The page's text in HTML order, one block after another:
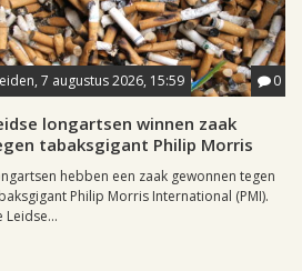
7 augustus 2026, 15:59 0
longartsen winnen zaak
tabaksgigant Philip Morris
hebben een zaak gewonnen tegen
Philip Morris International (PMI).
Leidse...